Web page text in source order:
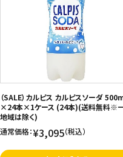
（SALE）カルピス カルピスソーダ
×24本×1ケース (24本)(送料無料※
地域は除く)
通常価格：¥3,095（税込）